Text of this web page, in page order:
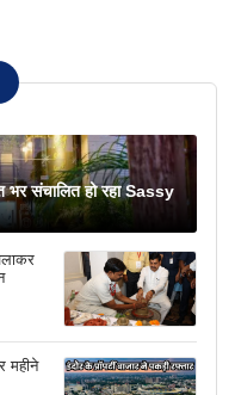
भर संचालित हो रहा Sassy
महीने